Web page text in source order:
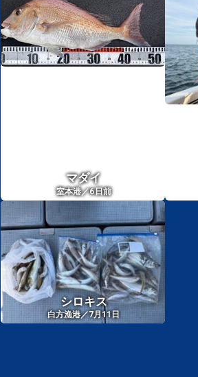
マダイ
室本港／6日前
シロキス
白方漁港／7月11日